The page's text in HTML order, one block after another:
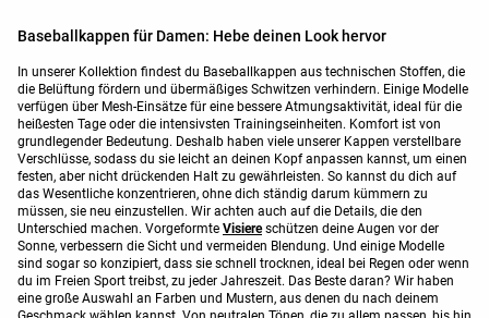
Baseballkappen für Damen: Hebe deinen Look hervor
In unserer Kollektion findest du Baseballkappen aus technischen Stoffen, die
die Belüftung fördern und übermäßiges Schwitzen verhindern. Einige Modelle
verfügen über Mesh-Einsätze für eine bessere Atmungsaktivität, ideal für die
heißesten Tage oder die intensivsten Trainingseinheiten. Komfort ist von
grundlegender Bedeutung. Deshalb haben viele unserer Kappen verstellbare
Verschlüsse, sodass du sie leicht an deinen Kopf anpassen kannst, um einen
festen, aber nicht drückenden Halt zu gewährleisten. So kannst du dich auf
das Wesentliche konzentrieren, ohne dich ständig darum kümmern zu
müssen, sie neu einzustellen. Wir achten auch auf die Details, die den
Unterschied machen. Vorgeformte Visiereschützen deine Augen vor der
Sonne, verbessern die Sicht und vermeiden Blendung. Und einige Modelle
sind sogar so konzipiert, dass sie schnell trocknen, ideal bei Regen oder wenn
du im Freien Sport treibst, zu jeder Jahreszeit. Das Beste daran? Wir haben
eine große Auswahl an Farben und Mustern, aus denen du nach deinem